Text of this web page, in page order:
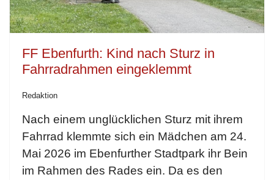
FF Ebenfurth: Kind nach Sturz in
Fahrradrahmen eingeklemmt
Redaktion
Nach einem unglücklichen Sturz mit ihrem
Fahrrad klemmte sich ein Mädchen am 24.
Mai 2026 im Ebenfurther Stadtpark ihr Bein
im Rahmen des Rades ein. Da es den